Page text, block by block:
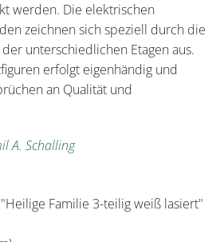
werden. Die elektrischen
zeichnen sich speziell durch die
unterschiedlichen Etagen aus.
erfolgt eigenhändig und
an Qualität und
A. Schalling
Familie 3-teilig weiß lasiert"